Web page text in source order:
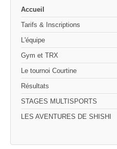
Accueil
Tarifs & Inscriptions
L'équipe
Gym et TRX
Le tournoi Courtine
Résultats
STAGES MULTISPORTS
LES AVENTURES DE SHISHI